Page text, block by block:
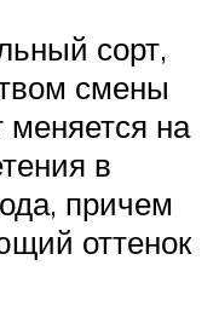
сорт,
смены
меняется на
в
причем
оттенок